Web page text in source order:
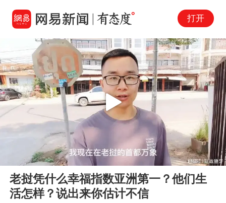
打开
07:54
Play
老挝凭什么幸福指数亚洲第一？他们生
活怎样？说出来你估计不信